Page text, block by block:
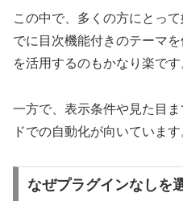
この中で、多くの方にとっ
でに目次機能付きのテーマ
を活用するのもかなり楽です
一方で、表示条件や見た目
ドでの自動化が向いています
なぜプラグインなしを